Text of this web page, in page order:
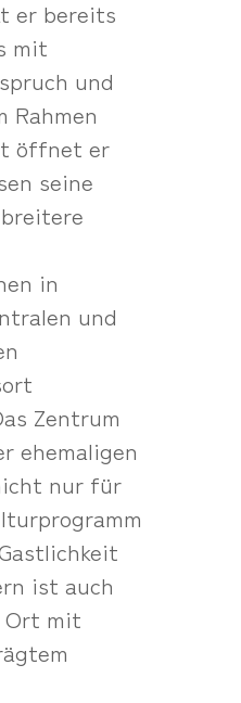
er bereits
mit
und
Rahmen
öffnet er
seine
in
und
Zentrum
ehemaligen
nur für
ist auch
Ort mit